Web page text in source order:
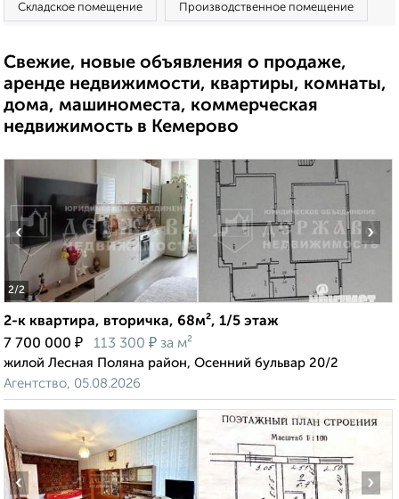
Складское помещение Производственное помещение
Свежие, новые объявления о продаже,
аренде недвижимости, квартиры, комнаты,
дома, машиноместа, коммерческая
недвижимость в Кемерово
2/2
‹ ›
2-к квартира, вторичка, 68м², 1/5 этаж
7 700 000 ₽ 113 300 ₽ за м²
жилой Лесная Поляна район, Осенний бульвар 20/2
Агентство, 05.08.2026
‹ ›